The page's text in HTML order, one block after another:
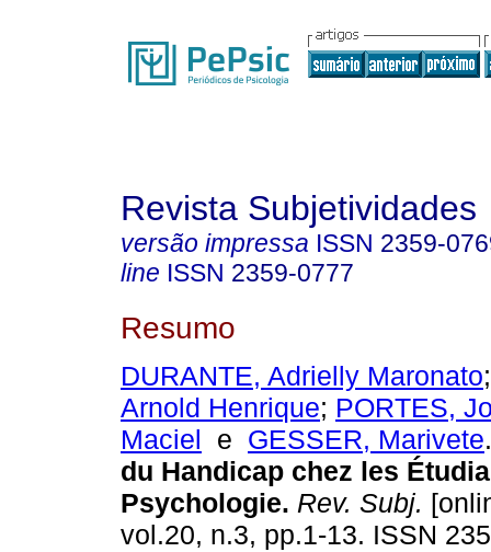
Revista Subjetividades
versão impressa ISSN 2359-
line ISSN 2359-0777
Resumo
DURANTE, Adrielly Maronato
Arnold Henrique; PORTES,
Maciel e GESSER, Marivete.
du Handicap chez les
Psychologie. Rev. Subj.
vol.20, n.3, pp.1-13. ISSN